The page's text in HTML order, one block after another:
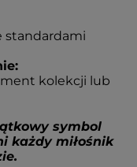
standardami
kolekcji lub
symbol
każdy miłośnik